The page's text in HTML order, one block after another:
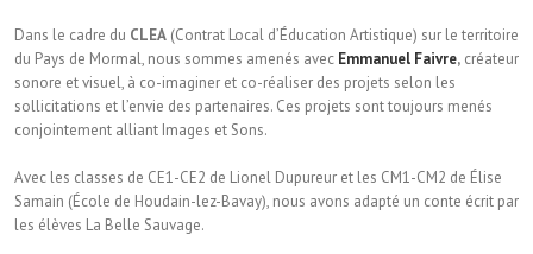
Dans le cadre du CLEA (Contrat Local d’Éducation Artistique) sur le territoire
du Pays de Mormal, nous sommes amenés avec Emmanuel Faivre, créateur
sonore et visuel, à co-imaginer et co-réaliser des projets selon les
sollicitations et l’envie des partenaires. Ces projets sont toujours menés
conjointement alliant Images et Sons.
Avec les classes de CE1-CE2 de Lionel Dupureur et les CM1-CM2 de Élise
Samain (École de Houdain-lez-Bavay), nous avons adapté un conte écrit par
les élèves La Belle Sauvage.